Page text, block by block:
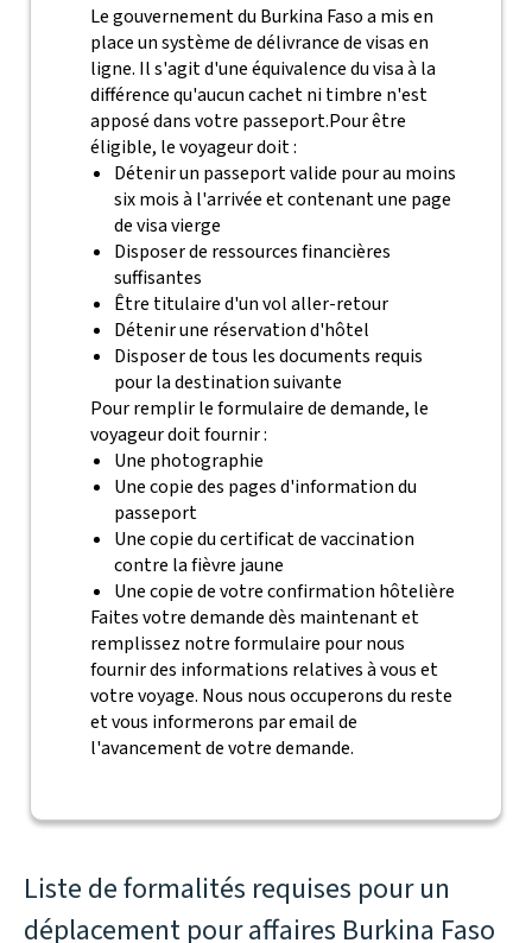
Le gouvernement du Burkina Faso a mis en
place un système de délivrance de visas en
ligne. Il s'agit d'une équivalence du visa à la
différence qu'aucun cachet ni timbre n'est
apposé dans votre passeport.Pour être
éligible, le voyageur doit :
Détenir un passeport valide pour au moins
six mois à l'arrivée et contenant une page
de visa vierge
Disposer de ressources financières
suffisantes
Être titulaire d'un vol aller-retour
Détenir une réservation d'hôtel
Disposer de tous les documents requis
pour la destination suivante
Pour remplir le formulaire de demande, le
voyageur doit fournir :
Une photographie
Une copie des pages d'information du
passeport
Une copie du certificat de vaccination
contre la fièvre jaune
Une copie de votre confirmation hôtelière
Faites votre demande dès maintenant et
remplissez notre formulaire pour nous
fournir des informations relatives à vous et
votre voyage. Nous nous occuperons du reste
et vous informerons par email de
l'avancement de votre demande.
Liste de formalités requises pour un
déplacement pour affaires Burkina Faso